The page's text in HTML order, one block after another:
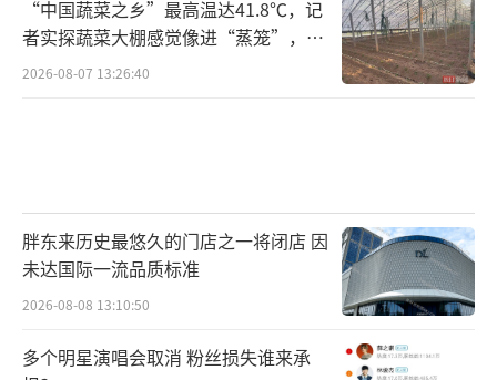
“中国蔬菜之乡”最高温达41.8℃，记
者实探蔬菜大棚感觉像进“蒸笼”，有
村民称只能凌晨两点起来干活
2026-08-07 13:26:40
胖东来历史最悠久的门店之一将闭店 因
未达国际一流品质标准
2026-08-08 13:10:50
多个明星演唱会取消 粉丝损失谁来承